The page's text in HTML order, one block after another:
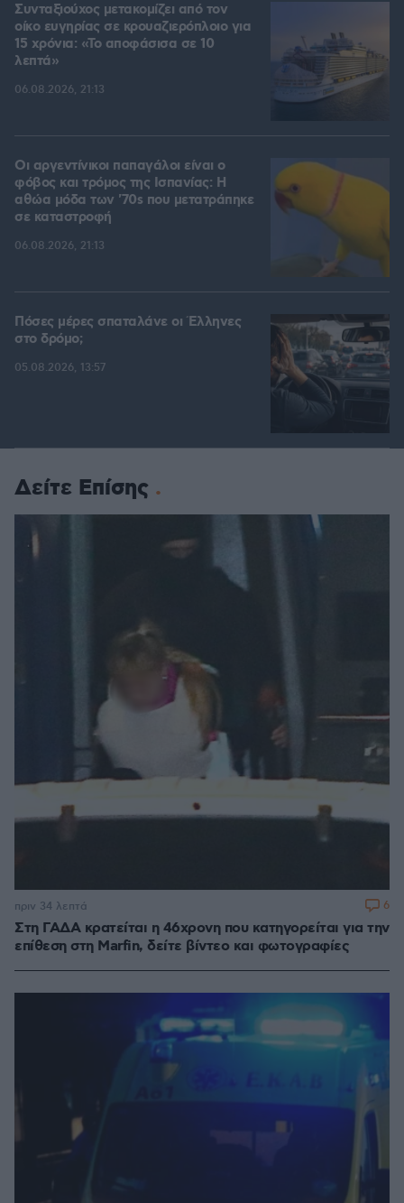
Συνταξιούχος μετακομίζει από τον
οίκο ευγηρίας σε κρουαζιερόπλοιο για
15 χρόνια: «Το αποφάσισα σε 10
λεπτά»
06.08.2026, 21:13
Οι αργεντίνικοι παπαγάλοι είναι ο
φόβος και τρόμος της Ισπανίας: Η
αθώα μόδα των '70s που μετατράπηκε
σε καταστροφή
06.08.2026, 21:13
Πόσες μέρες σπαταλάνε οι Έλληνες
στο δρόμο;
05.08.2026, 13:57
Δείτε Επίσης
Στη ΓΑΔΑ κρατείται η 46χρονη που κατηγορείται για την
επίθεση στη Marfin, δείτε βίντεο και φωτογραφίες
πριν 34 λεπτά 6